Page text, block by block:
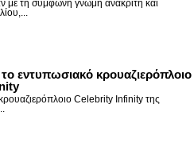
με τη σύμφωνη γνώμη ανακριτή και
εντυπωσιακό κρουαζιερόπλοιο
Celebrity Infinity της